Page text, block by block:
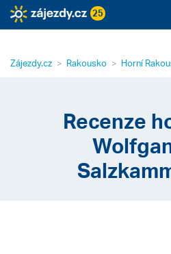
25
Zájezdy.cz Rakousko Horní
Recenze